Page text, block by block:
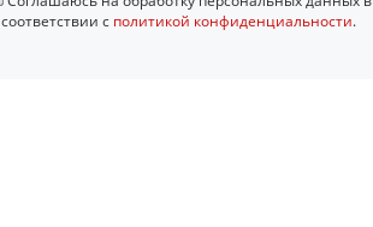
соответствии с политикой конфиденциальности.